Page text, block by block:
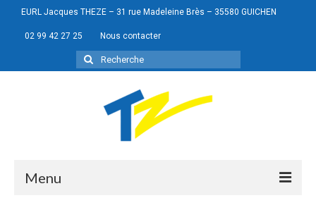
EURL Jacques THEZE – 31 rue Madeleine Brès – 35580 GUICHEN
02 99 42 27 25 Nous contacter
Rechercher
:
Menu